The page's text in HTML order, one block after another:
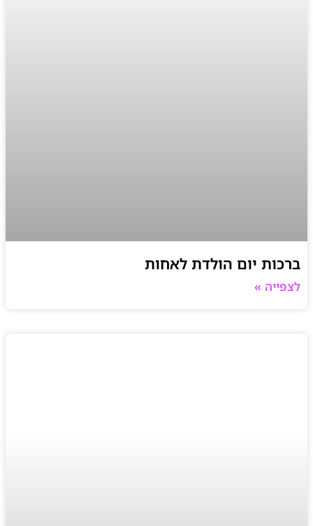
ברכות יום הולדת לאחות
לצפייה »